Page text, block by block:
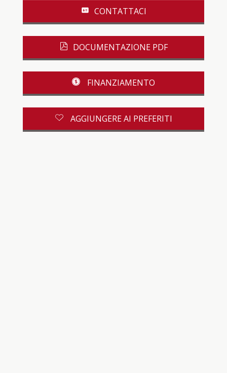
CONTATTACI
DOCUMENTAZIONE PDF
FINANZIAMENTO
AGGIUNGERE AI PREFERITI